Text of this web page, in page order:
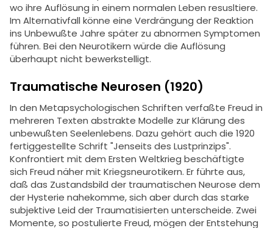
wo ihre Auflösung in einem normalen Leben resusltiere.
Im Alternativfall könne eine Verdrängung der Reaktion
ins Unbewußte Jahre später zu abnormen Symptomen
führen. Bei den Neurotikern würde die Auflösung
überhaupt nicht bewerkstelligt.
Traumatische Neurosen (1920)
In den Metapsychologischen Schriften verfaßte Freud in
mehreren Texten abstrakte Modelle zur Klärung des
unbewußten Seelenlebens. Dazu gehört auch die 1920
fertiggestellte Schrift "Jenseits des Lustprinzips".
Konfrontiert mit dem Ersten Weltkrieg beschäftigte
sich Freud näher mit Kriegsneurotikern. Er führte aus,
daß das Zustandsbild der traumatischen Neurose dem
der Hysterie nahekomme, sich aber durch das starke
subjektive Leid der Traumatisierten unterscheide. Zwei
Momente, so postulierte Freud, mögen der Entstehung